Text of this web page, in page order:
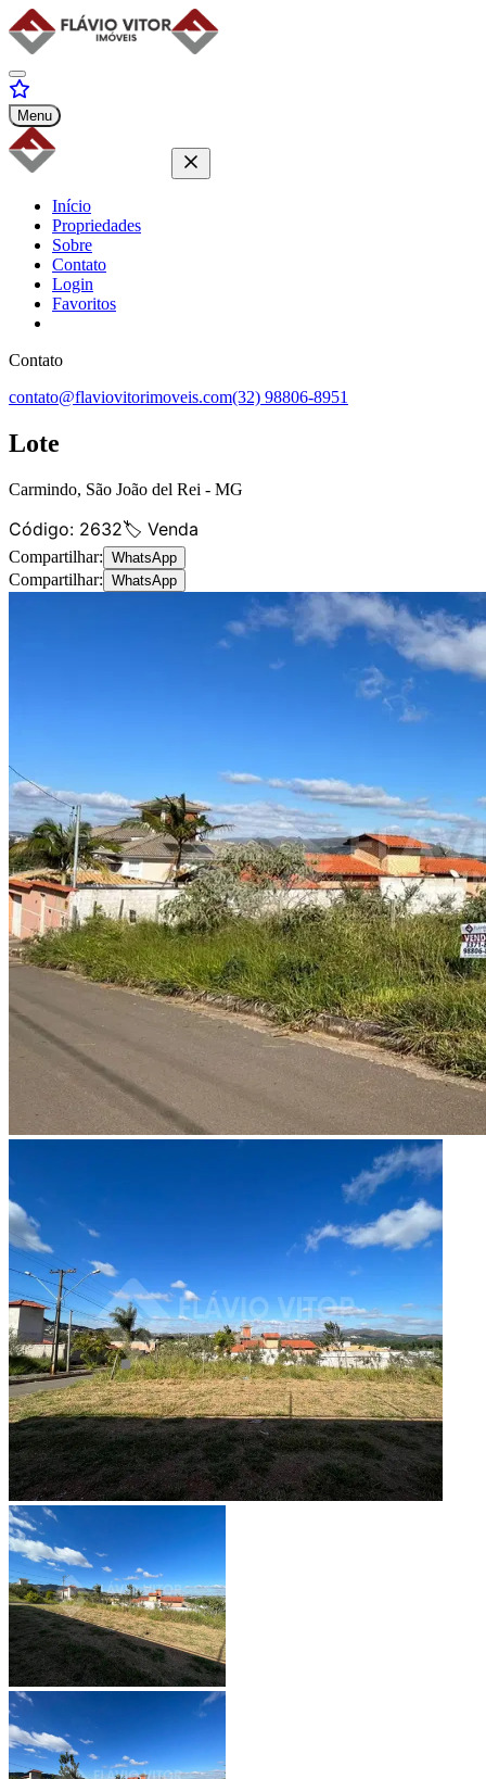
Menu
Início
Propriedades
Sobre
Contato
Login
Favoritos
Contato
contato@flaviovitorimoveis.com(32) 98806-8951
Lote
Carmindo, São João del Rei - MG
Código: 2632🏷️ Venda
Compartilhar: WhatsApp
Compartilhar: WhatsApp